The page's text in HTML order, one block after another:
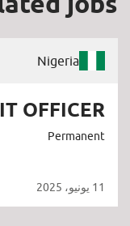
Nigeria
OFFICER
Permanent
11 يونيو، 2025